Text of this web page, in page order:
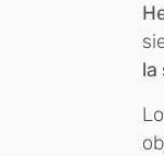
la